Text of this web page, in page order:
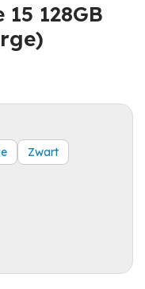
128GB
Zwart